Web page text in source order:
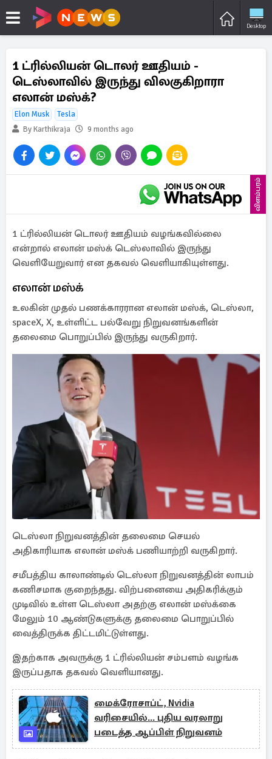
Desktop
1 ட்ரில்லியன் டொலர் ஊதியம் -
டெஸ்லாவில் இருந்து விலகுகிறாரா
எலான் மஸ்க்?
Elon Musk
Tesla
By Karthikraja
9 months ago
விளம்பரம்
1 ட்ரில்லியன் டொலர் ஊதியம் வழங்கவில்லை
என்றால் எலான் மஸ்க் டெஸ்லாவில் இருந்து
வெளியேறுவார் என தகவல் வெளியாகியுள்ளது.
எலான் மஸ்க்
உலகின் முதல் பணக்காரரான எலான் மஸ்க், டெஸ்லா,
spaceX, X, உள்ளிட்ட பல்வேறு நிறுவனங்களின்
தலைமை பொறுப்பில் இருந்து வருகிறார்.
டெஸ்லா நிறுவனத்தின் தலைமை செயல்
அதிகாரியாக எலான் மஸ்க் பணியாற்றி வருகிறார்.
சமீபத்திய காலாண்டில் டெஸ்லா நிறுவனத்தின் லாபம்
கணிசமாக குறைந்தது. விற்பனையை அதிகரிக்கும்
முடிவில் உள்ள டெஸ்லா அதற்கு எலான் மஸ்க்கை
மேலும் 10 ஆண்டுகளுக்கு தலைமை பொறுப்பில்
வைத்திருக்க திட்டமிட்டுள்ளது.
இதற்காக அவருக்கு 1 ட்ரில்லியன் சம்பளம் வழங்க
இருப்பதாக தகவல் வெளியானது.
மைக்ரோசாப்ட், Nvidia
வரிசையில்... புதிய வரலாறு
படைத்த ஆப்பிள் நிறுவனம்